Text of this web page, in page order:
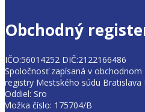
Obchodný
IČO:56014252 DIČ:2122166486
Spoločnosť zapísaná v obchodnom
registry Mestského súdu Bratislava
Oddiel: Sro
Vložka číslo: 175704/B